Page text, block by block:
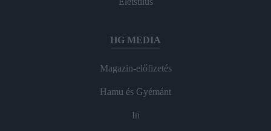
HG MEDIA
Magazin-előfizetés
Hamu és Gyémánt
In